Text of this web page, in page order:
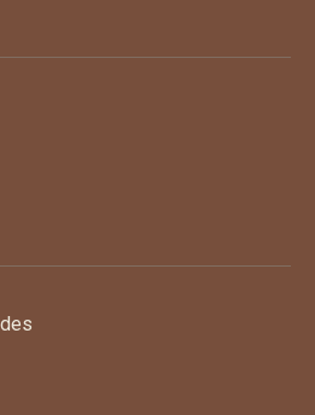
d'achat
cadeaux